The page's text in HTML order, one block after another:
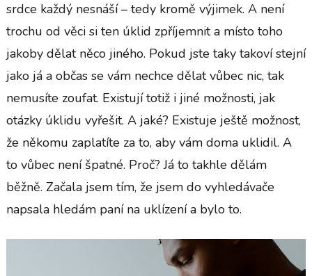
srdce každý nesnáší – tedy kromě výjimek. A není
trochu od věci si ten úklid zpříjemnit a místo toho
jakoby dělat něco jiného. Pokud jste taky takoví stejní
jako já a občas se vám nechce dělat vůbec nic, tak
nemusíte zoufat. Existují totiž i jiné možnosti, jak
otázky úklidu vyřešit. A jaké? Existuje ještě možnost,
že někomu zaplatíte za to, aby vám doma uklidil. A
to vůbec není špatné. Proč? Já to takhle dělám
běžně. Začala jsem tím, že jsem do vyhledávače
napsala hledám paní na uklízení a bylo to.